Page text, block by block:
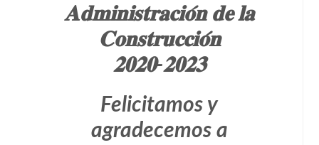
𝐀𝐝𝐦𝐢𝐧𝐢𝐬𝐭𝐫𝐚𝐜𝐢𝐨́𝐧 𝐝𝐞 𝐥𝐚
𝐂𝐨𝐧𝐬𝐭𝐫𝐮𝐜𝐜𝐢𝐨́𝐧
𝟐𝟎𝟐𝟎-𝟐𝟎𝟐𝟑
Felicitamos y
agradecemos a